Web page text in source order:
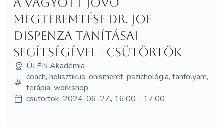
A vágyott jövő
megteremtése Dr. Joe
Dispenza tanításai
segítségével - Csütörtök
ÚJ ÉN Akadémia
coach, holisztikus, önismeret, pszichológia, tanfolyam,
terápia, workshop
csütörtök, 2024-06-27., 16:00 - 17:00